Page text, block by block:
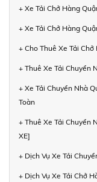
+ Xe Tải Chở Hàng
+ Xe Tải Chở Hàng
+ Cho Thuê Xe Tải
+ Thuê Xe Tải Chuyển
+ Xe Tải Chuyển Nhà
Toàn
+ Thuê Xe Tải Chuyển
XE]
+ Dịch Vụ Xe Tải
+ Dịch Vụ Xe Tải Chở